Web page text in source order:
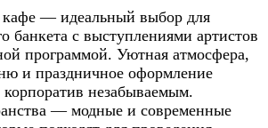
кафе — идеальный выбор для
банкета с выступлениями артистов
программой. Уютная атмосфера,
и праздничное оформление
незабываемым.
— модные и современные